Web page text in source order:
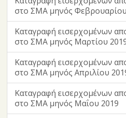
στο ΣΜΑ μηνός
Καταγραφή εισερχομένων
στο ΣΜΑ μηνός Μαρτίου
Καταγραφή εισερχομένων
στο ΣΜΑ μηνός Απριλίου
Καταγραφή εισερχομένων
στο ΣΜΑ μηνός Μαΐου 2019